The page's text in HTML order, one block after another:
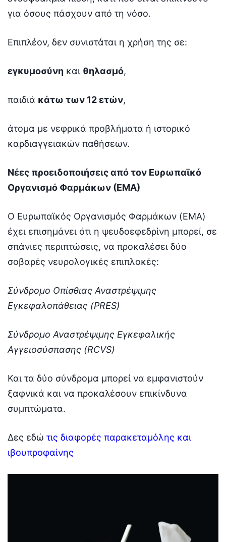
για όσους πάσχουν από τη νόσο.
Επιπλέον, δεν συνιστάται η χρήση της σε:
εγκυμοσύνη και θηλασμό,
παιδιά κάτω των 12 ετών,
άτομα με νεφρικά προβλήματα ή ιστορικό
καρδιαγγειακών παθήσεων.
Νέες προειδοποιήσεις από τον Ευρωπαϊκό
Οργανισμό Φαρμάκων (ΕΜΑ)
Ο Ευρωπαϊκός Οργανισμός Φαρμάκων (EMA)
έχει επισημάνει ότι η ψευδοεφεδρίνη μπορεί, σε
σπάνιες περιπτώσεις, να προκαλέσει δύο
σοβαρές νευρολογικές επιπλοκές:
Σύνδρομο Οπίσθιας Αναστρέψιμης
Εγκεφαλοπάθειας (PRES)
Σύνδρομο Αναστρέψιμης Εγκεφαλικής
Αγγειοσύσπασης (RCVS)
Και τα δύο σύνδρομα μπορεί να εμφανιστούν
ξαφνικά και να προκαλέσουν επικίνδυνα
συμπτώματα.
Δες εδώ τις διαφορές παρακεταμόλης και
ιβουπροφαίνης